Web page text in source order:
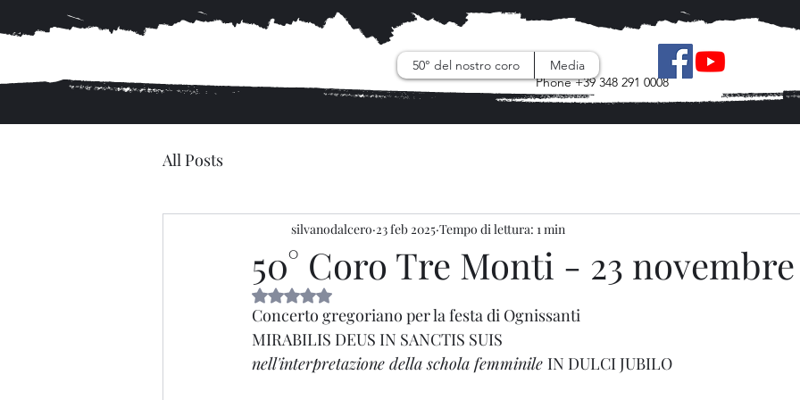
50° del nostro coro Media
All Posts
50° Coro Tre Monti - 23
silvanodalcero 23 feb 2025 Tempo di lettura: 1 min
Valutazione NaN stelle su 5.
Concerto gregoriano per la festa di Ognissanti
MIRABILIS DEUS IN SANCTIS SUIS
nell'interpretazione della schola femminile IN DULCI JUBILO
Phone +39 348 291 0008